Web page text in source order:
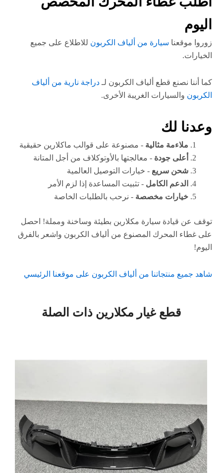
اليوم
زوروا موقعنا سيارة من ألياف الكربون للاطلاع على جميع
الخيارات.
كما أننا نصنع قطع ألياف الكربون لـ دراجة نارية من ألياف
الكربون والسيارات الغريبة الأخرى.
وعدنا لك
ملاءمة مثالية - مصنوعة على قوالب ماكلارين حقيقية
أعلى جودة - معالجتها بالأوتوكلاف من أجل المتانة
شحن سريع - خيارات التوصيل العالمية
الدعم الكامل - تثبيت المساعدة إذا لزم الأمر
خيارات مخصصة - نرحب بالطلبات الخاصة
توقف عن قيادة سيارة مكلارين بطيئة وساخنة ومملة! احصل
على غطاء المحرك المصنوع من ألياف الكربون واشعر بالفرق
اليوم!
شاهد جميع منتجاتنا من ألياف الكربون على موقعنا الرئيسي
قطع غيار مكلارين ذات الصلة